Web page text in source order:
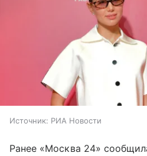
Источник: РИА Новости
Ранее «Москва 24»